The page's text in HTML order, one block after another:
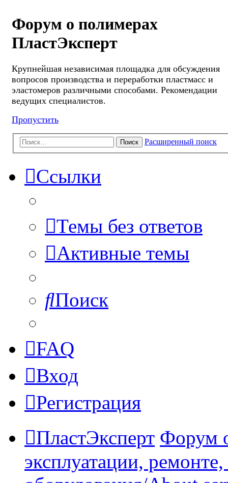
Форум о полимерах
ПластЭксперт
Крупнейшая независимая площадка для обсуждения
вопросов производства и переработки пластмасс и
эластомеров различными способами. Рекомендации
ведущих специалистов.
Пропустить
Поиск Расширенный поиск
Ссылки
Темы без ответов
Активные темы
Поиск
FAQ
Вход
Регистрация
ПластЭксперт Форум
эксплуатации,